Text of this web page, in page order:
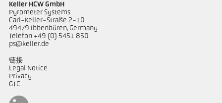
Keller HCW GmbH
Pyrometer Systems
Carl-Keller-Straße 2-10
49479 Ibbenbüren, Germany
Telefon +49 (0) 5451 850
ps@keller.de
链接
Legal Notice
Privacy
GTC